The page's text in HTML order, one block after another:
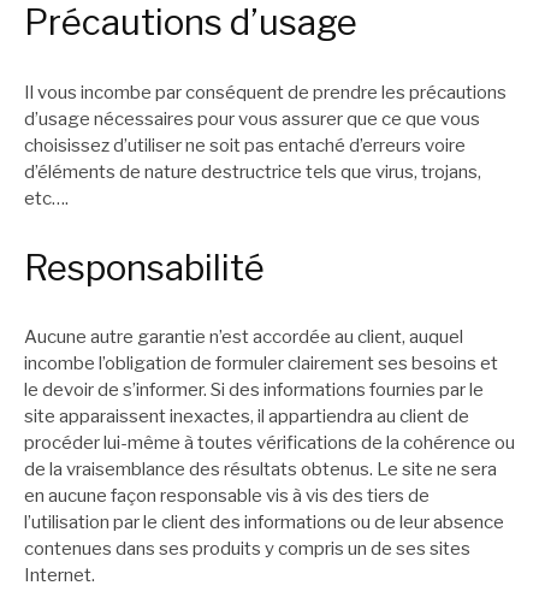
Précautions d’usage
Il vous incombe par conséquent de prendre les précautions
d’usage nécessaires pour vous assurer que ce que vous
choisissez d’utiliser ne soit pas entaché d’erreurs voire
d’éléments de nature destructrice tels que virus, trojans,
etc….
Responsabilité
Aucune autre garantie n’est accordée au client, auquel
incombe l’obligation de formuler clairement ses besoins et
le devoir de s’informer. Si des informations fournies par le
site apparaissent inexactes, il appartiendra au client de
procéder lui-même à toutes vérifications de la cohérence ou
de la vraisemblance des résultats obtenus. Le site ne sera
en aucune façon responsable vis à vis des tiers de
l’utilisation par le client des informations ou de leur absence
contenues dans ses produits y compris un de ses sites
Internet.